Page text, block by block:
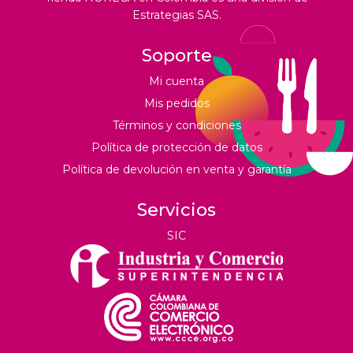
Estrategias SAS.
Soporte
Mi cuenta
Mis pedidos
Términos y condiciones
Política de protección de datos
Política de devolución en venta y garantía
Servicios
SIC